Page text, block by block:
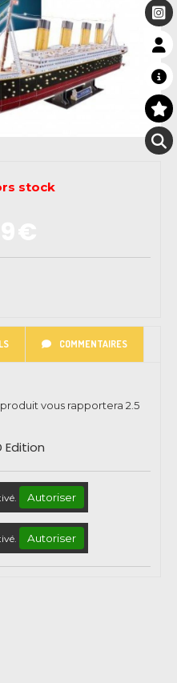
stock
COMMENTAIRES
vous rapportera 2.5
Edition
Autoriser
Autoriser